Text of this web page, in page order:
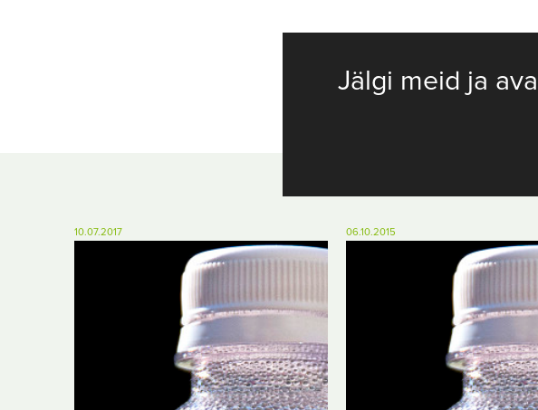
Jälgi meid ja
10.07.2017 06.10.2015